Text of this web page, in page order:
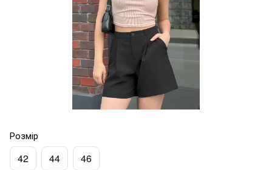
Розмір
42 44 46